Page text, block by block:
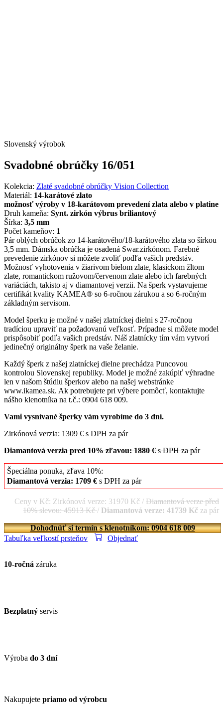
Slovenský výrobok
Svadobné obrúčky 16/051
Kolekcia: Zlaté svadobné obrúčky Vision Collection
Materiál: 14-karátové zlato
možnosť výroby v 18-karátovom prevedení zlata alebo v platine
Druh kameňa: Synt. zirkón výbrus briliantový
Šírka: 3,5 mm
Počet kameňov: 1
Pár oblých obrúčok zo 14-karátového/18-karátového zlata so šírkou
3,5 mm. Dámska obrúčka je osadená Swar.zirkónom. Farebné
prevedenie zirkónov si môžete zvoliť podľa vašich predstáv.
Možnosť vyhotovenia v žiarivom bielom zlate, klasickom žltom
zlate, romantickom ružovom/červenom zlate alebo ich farebných
variáciách, takisto aj v diamantovej verzii. Na šperk vystavujeme
certifikát kvality KAMEA® so 6-ročnou zárukou a so 6-ročným
základným servisom.
Model šperku je možné v našej zlatníckej dielni s 27-ročnou
tradíciou upraviť na požadovanú veľkosť. Prípadne si môžete model
prispôsobiť podľa vašich predstáv. Náš zlatnícky tím vám vytvorí
jedinečný originálny šperk na vaše želanie.
Každý šperk z našej zlatníckej dielne prechádza Puncovou
kontrolou Slovenskej republiky. Model je možné zakúpiť výhradne
len v našom štúdiu šperkov alebo na našej webstránke
www.ikamea.sk. Ak potrebujete pri výbere pomôcť, kontaktujte
nášho klenotníka na t.č.: 0904 618 009.
Vami vysnívané šperky vám vyrobíme do 3 dní.
Zirkónová verzia: 1309 € s DPH za pár
Diamantová verzia pred 10% zľavou: 1880 €s DPH za pár
Špeciálna ponuka, zľava 10%:
Diamantová verzia: 1709 € s DPH za pár
Ceny v Kč: Zirkónová verze: 31970 Kč / Diamantová verze před
10% slevou: 45913 Kč/ Diamantová verze: 41739 Kč za pár
Dohodnúť si termín s klenotníkom: 0904 618 009
Tabuľka veľkostí prsteňov
Objednať
10-ročná záruka
Bezplatný servis
Výroba do 3 dní
Nakupujete priamo od výrobcu